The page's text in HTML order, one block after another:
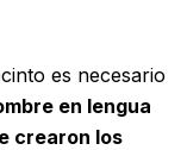
es necesario
en lengua
crearon los